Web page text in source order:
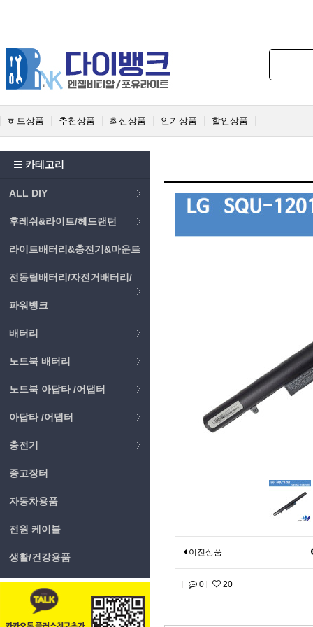
히트상품 추천상품 최신상품 인기상품 할인상품
카테고리
ALL DIY
후레쉬&라이트/헤드랜턴
라이트배터리&충전기&마운트
전동릴배터리/자전거배터리/
파워뱅크
배터리
노트북 배터리
노트북 아답타 /어댑터
아답타 /어댑터
충전기
중고장터
자동차용품
전원 케이블
생활/건강용품 이전상품
0 20